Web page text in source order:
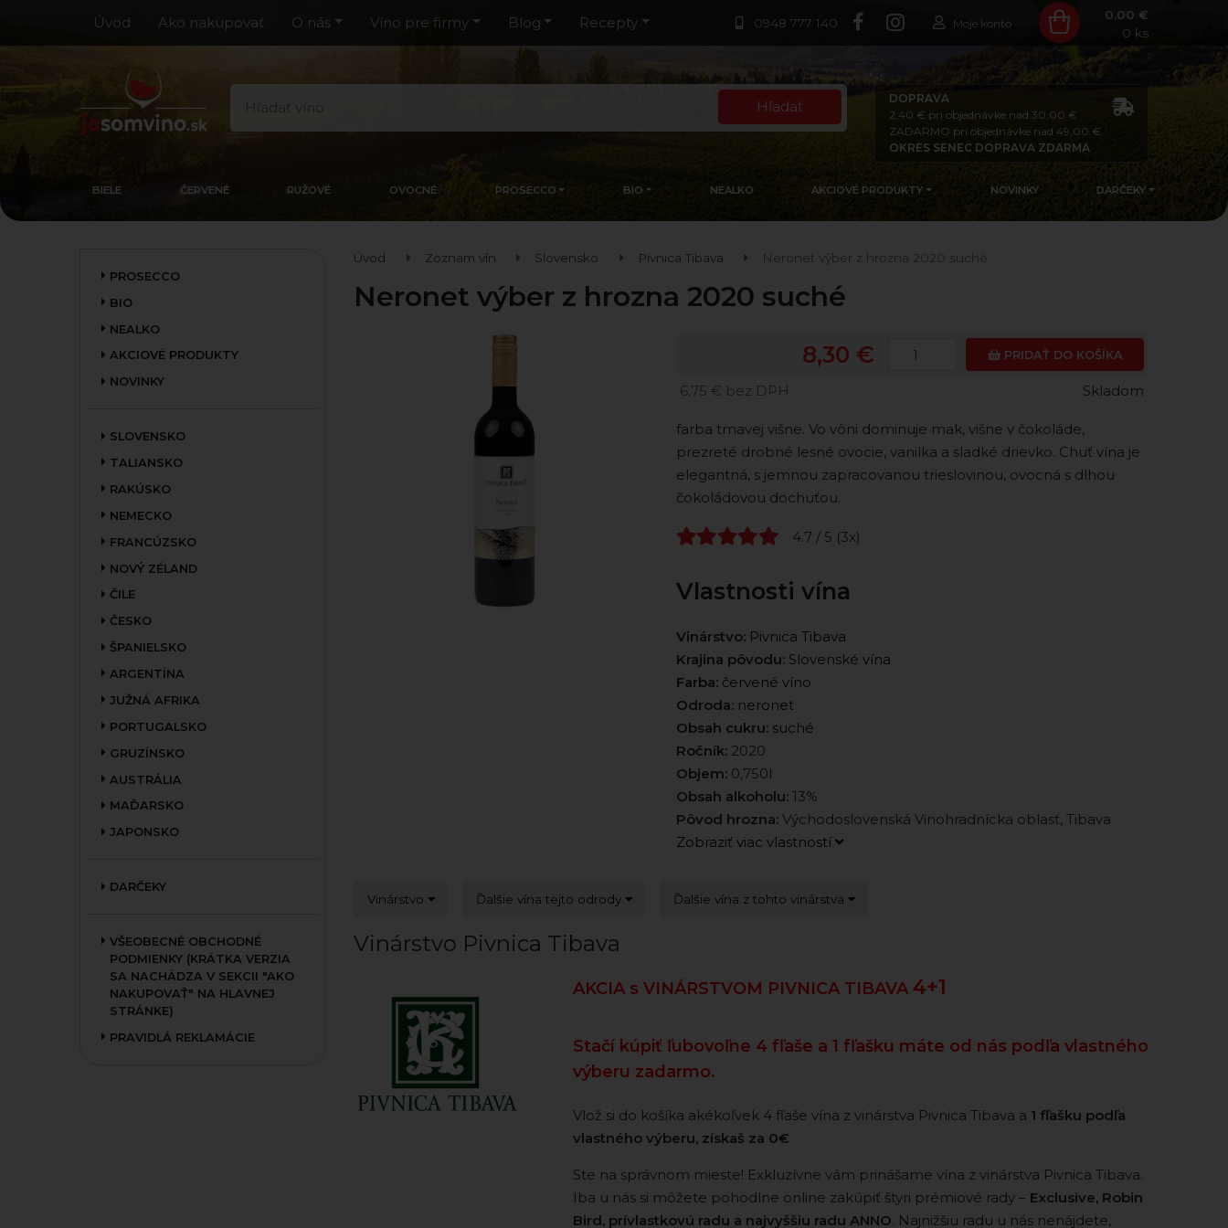
0948 777 140
Úvod Ako nakupovať O nás Víno pre firmy Blog Recepty Moje konto
0.00 €
0 ks
Hľadať
DOPRAVA
2,40 € pri objednávke nad 30,00 €
ZADARMO pri objednávke nad 49,00 €
OKRES SENEC DOPRAVA ZDARMA
BIELE ČERVENÉ RUŽOVÉ OVOCNÉ PROSECCO BIO NEALKO AKCIOVÉ PRODUKTY NOVINKY DARČEKY
PROSECCO
BIO
NEALKO
AKCIOVÉ PRODUKTY
NOVINKY
SLOVENSKO
TALIANSKO
RAKÚSKO
NEMECKO
FRANCÚZSKO
NOVÝ ZÉLAND
ČILE
ČESKO
ŠPANIELSKO
ARGENTÍNA
JUŽNÁ AFRIKA
PORTUGALSKO
GRUZÍNSKO
AUSTRÁLIA
MAĎARSKO
JAPONSKO
DARČEKY
VŠEOBECNÉ OBCHODNÉ
PODMIENKY (KRÁTKA VERZIA
SA NACHÁDZA V SEKCII "AKO
NAKUPOVAŤ" NA HLAVNEJ
STRÁNKE)
PRAVIDLÁ REKLAMÁCIE
Úvod Zoznam vín Slovensko Pivnica Tibava Neronet výber z hrozna 2020 suché
Neronet výber z hrozna 2020 suché
8,30 €
6,75 € bez DPH
PRIDAŤ DO KOŠÍKA
Skladom
farba tmavej višne. Vo vôni dominuje mak, višne v čokoláde,
prezreté drobné lesné ovocie, vanilka a sladké drievko. Chuť vína je
elegantná, s jemnou zapracovanou trieslovinou, ovocná s dlhou
čokoládovou dochuťou.
4.7 / 5 (3x)
Vlastnosti vína
Vinárstvo: Pivnica Tibava
Krajina pôvodu: Slovenské vína
Farba: červené víno
Odroda: neronet
Obsah cukru: suché
Ročník:2020
Objem:0,750l
Obsah alkoholu:13%
Pôvod hrozna:Východoslovenská Vinohradnícka oblasť, Tibava
Zobraziť viac vlastností
Vinárstvo Ďalšie vína tejto odrody Ďalšie vína z tohto vinárstva
Vinárstvo Pivnica Tibava
AKCIA s VINÁRSTVOM PIVNICA TIBAVA 4+1
Stačí kúpiť ľubovoľne 4 fľaše a 1 fľašku máte od nás podľa vlastného
výberu zadarmo.
Vlož si do košíka akékoľvek 4 fľaše vína z vinárstva Pivnica Tibava a 1 fľašku podľa
vlastného výberu, získaš za 0€
Ste na správnom mieste! Exkluzívne vám prinášame vína z vinárstva Pivnica Tibava.
Iba u nás si môžete pohodlne online zakúpiť štyri prémiové rady – Exclusive, Robin
Bird, prívlastkovú radu a najvyššiu radu ANNO. Najnižšiu radu u nás nenájdete,